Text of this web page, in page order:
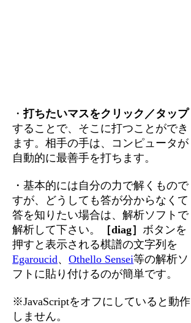
・打ちたいマスをクリック／タップ
することで、そこに打つことができ
ます。相手の手は、コンピュータが
自動的に最善手を打ちます。
・基本的には自分の力で解くもので
すが、どうしても答が分からなくて
答を知りたい場合は、解析ソフトで
解析して下さい。
［diag］ ボタンを
押すと表示される棋譜の文字列を
Egaroucid、Othello Sensei等の解析ソ
フトに貼り付けるのが簡単です。
※JavaScriptをオフにしていると動作
しません。